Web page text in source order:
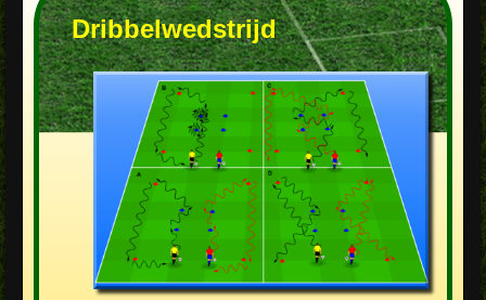
Dribbelwedstrijd